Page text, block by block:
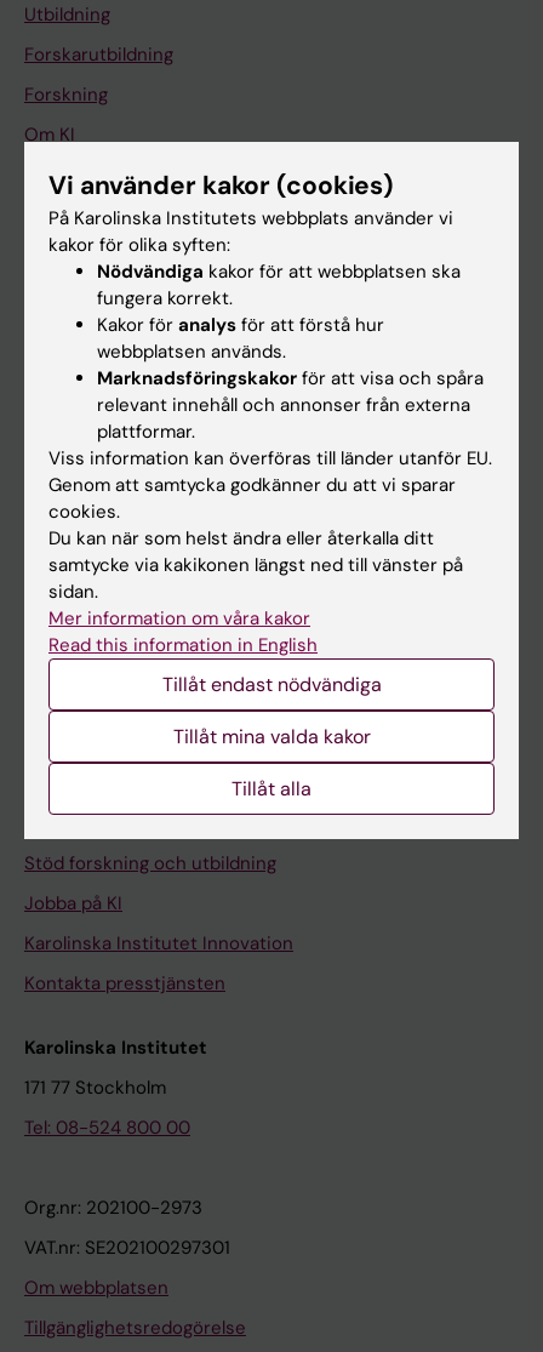
Utbildning
Forskarutbildning
Forskning
Om KI
På gång
Nyheter
Kalender
Schema
Studentmejlen
Kurs- och programwebbar
Student på KI
Medarbetarportalen
Stöd forskning och utbildning
Jobba på KI
Karolinska Institutet Innovation
Kontakta presstjänsten
Karolinska Institutet
171 77 Stockholm
Tel: 08-524 800 00
Org.nr: 202100-2973
VAT.nr: SE202100297301
Om webbplatsen
Tillgänglighetsredogörelse
Vi använder kakor (cookies)
På Karolinska Institutets webbplats använder vi
kakor för olika syften:
Nödvändiga kakor för att webbplatsen ska
fungera korrekt.
Kakor för analys för att förstå hur
webbplatsen används.
Marknadsföringskakor för att visa och spåra
relevant innehåll och annonser från externa
plattformar.
Viss information kan överföras till länder utanför EU.
Genom att samtycka godkänner du att vi sparar
cookies.
Du kan när som helst ändra eller återkalla ditt
samtycke via kakikonen längst ned till vänster på
sidan.
Mer information om våra kakor
Read this information in English
Tillåt endast nödvändiga
Tillåt mina valda kakor
Tillåt alla